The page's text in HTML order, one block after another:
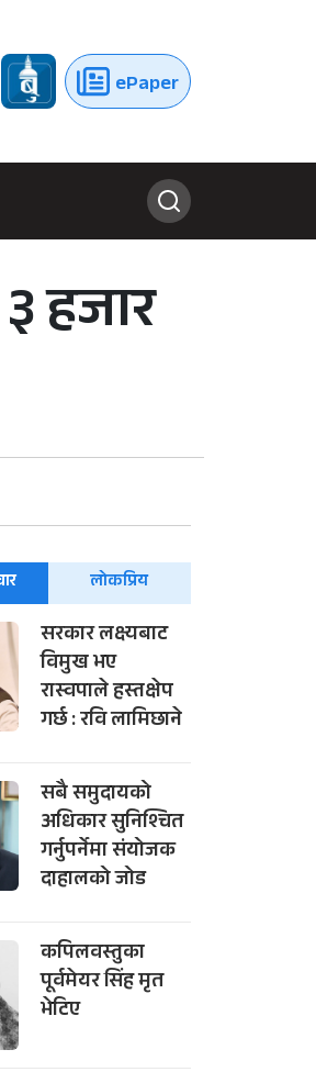
ePaper
हजार
लोकप्रिय
सरकार लक्ष्यबाट
विमुख भए
रास्वपाले हस्तक्षेप
गर्छ : रवि लामिछाने
सबै समुदायको
अधिकार सुनिश्चित
गर्नुपर्नेमा संयोजक
दाहालको जोड
कपिलवस्तुका
पूर्वमेयर सिंह मृत
भेटिए